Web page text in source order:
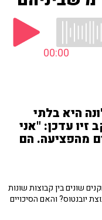
00:00
היא בלתי
עדכן: "אני
מהפציעה. הם
שונים בין קבוצות שונות
יובנטוס? והאם הסיכויים